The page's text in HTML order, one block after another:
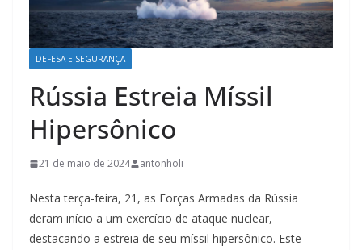
DEFESA E SEGURANÇA
Rússia Estreia Míssil
Hipersônico
21 de maio de 2024 antonholi
Nesta terça-feira, 21, as Forças Armadas da Rússia
deram início a um exercício de ataque nuclear,
destacando a estreia de seu míssil hipersônico. Este